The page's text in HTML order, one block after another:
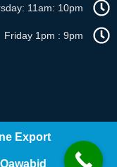
11am: 10pm
Friday 1pm : 9pm
Export
Qawabid